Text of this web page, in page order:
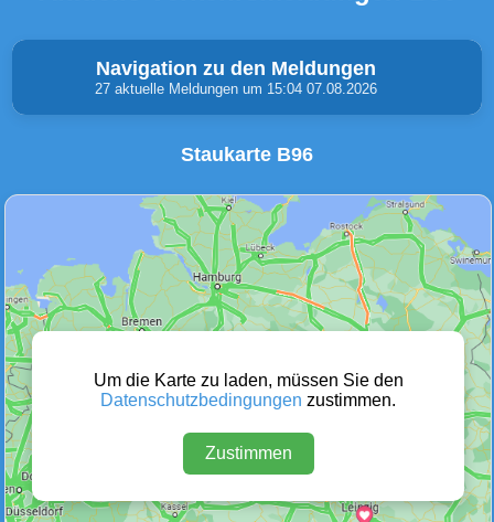
Navigation zu den Meldungen
27 aktuelle Meldungen um 15:04 07.08.2026
Unfälle & Warnungen Stau
(19)
Wetter Warnungen Sperrungen
Defektes Fahrzeug
Staukarte B96
Um die Karte zu laden, müssen Sie den
Datenschutzbedingungen zustimmen.
Zustimmen